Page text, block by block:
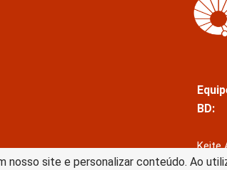
nosso site e personalizar conteúdo. Ao
BD:
Keite